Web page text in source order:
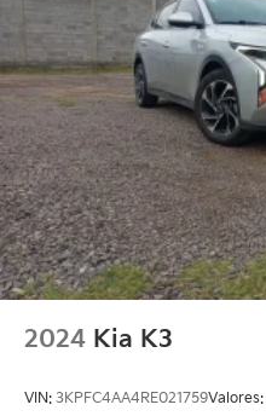
2024 Kia K3
VIN: 3KPFC4AA4RE021759Valores: